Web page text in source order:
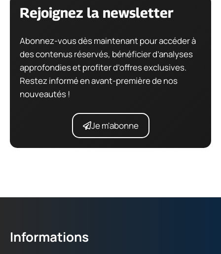
Rejoignez la newsletter
Abonnez-vous dès maintenant pour accéder à
des contenus réservés, bénéficier d’analyses
approfondies et profiter d’offres exclusives.
Restez informé en avant-première de nos
nouveautés !
Je m'abonne
Informations